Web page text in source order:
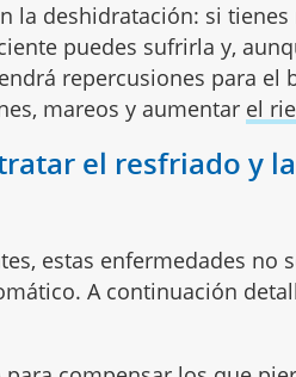
la deshidratación: si
puedes sufrirla y,
repercusiones para el
mareos y aumentar el
el resfriado y
estas enfermedades no
A continuación